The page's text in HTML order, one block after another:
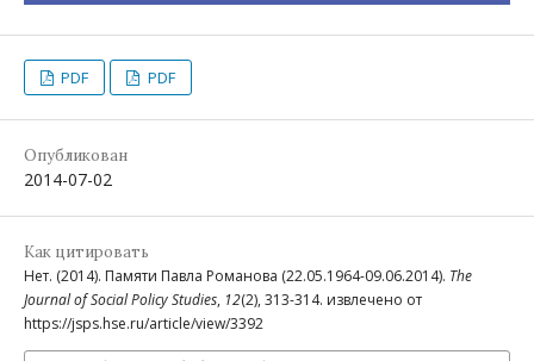
PDF PDF
Опубликован
2014-07-02
Как цитировать
Нет. (2014). Памяти Павла Романова (22.05.1964-09.06.2014). The
Journal of Social Policy Studies, 12(2), 313-314. извлечено от
https://jsps.hse.ru/article/view/3392